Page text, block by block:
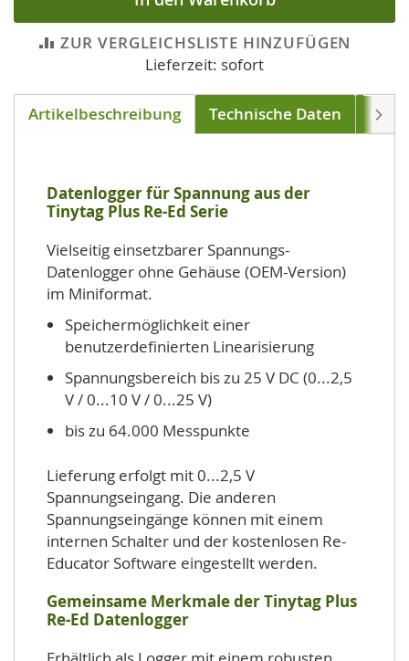
ZUR VERGLEICHSLISTE HINZUFÜGEN
Lieferzeit: sofort
Artikelbeschreibung Technische Daten
Datenlogger für Spannung aus der
Tinytag Plus Re-Ed Serie
Vielseitig einsetzbarer Spannungs-
Datenlogger ohne Gehäuse (OEM-Version)
im Miniformat.
Speichermöglichkeit einer
benutzerdefinierten Linearisierung
Spannungsbereich bis zu 25 V DC (0...2,5
V / 0...10 V / 0...25 V)
bis zu 64.000 Messpunkte
Lieferung erfolgt mit 0...2,5 V
Spannungseingang. Die anderen
Spannungseingänge können mit einem
internen Schalter und der kostenlosen Re-
Educator Software eingestellt werden.
Gemeinsame Merkmale der Tinytag Plus
Re-Ed Datenlogger